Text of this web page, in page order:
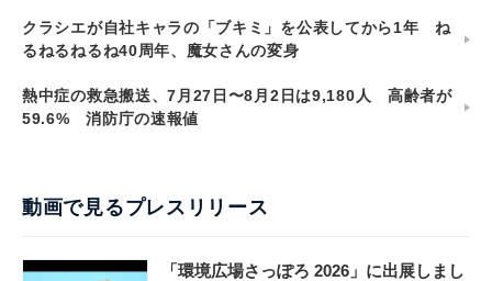
クラシエが自社キャラの「ブキミ」を公表してから1年 ね
るねるねるね40周年、魔女さんの変身
熱中症の救急搬送、7月27日〜8月2日は9,180人 高齢者が
59.6% 消防庁の速報値
動画で見るプレスリリース
「環境広場さっぽろ 2026」に出展しまし